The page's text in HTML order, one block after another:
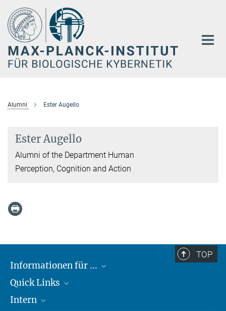
Hauptinhalt
Alumni Ester Augello
Ester Augello
Alumni of the Department Human
Perception, Cognition and Action
TOP
Informationen für ...
Lieferanten
Studierende
Quick Links
Max-Planck-Gesellschaft
Intern